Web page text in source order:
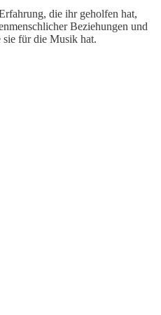
die ihr geholfen hat,
Beziehungen und
sie für die Musik hat.